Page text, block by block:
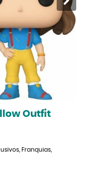
Outfit
Franquias